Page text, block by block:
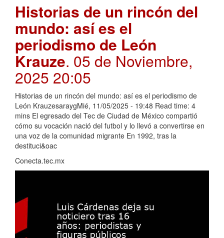
Historias de un rincón del
mundo: así es el
periodismo de León
Krauze. 05 de Noviembre,
2025 20:05
Historias de un rincón del mundo: así es el periodismo de
León KrauzesaraygMié, 11/05/2025 - 19:48 Read time: 4
mins El egresado del Tec de Ciudad de México compartió
cómo su vocación nació del futbol y lo llevó a convertirse en
una voz de la comunidad migrante En 1992, tras la
destituci&oac
Conecta.tec.mx